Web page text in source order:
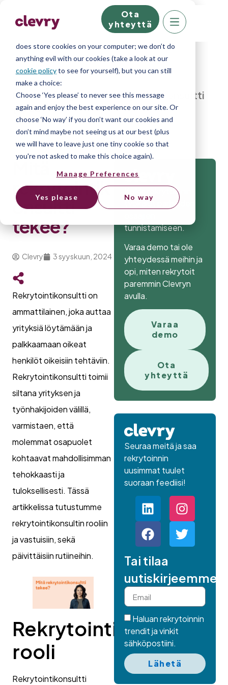
We know right? These cookie pop-ups can really
ruin your visit, so we’ll make this quick. This website
does store cookies on your computer; we don’t do
anything evil with our cookies (take a look at our
cookie policyto see for yourself), but you can still
make a choice:
Choose ‘Yes please’ to never see this message
again and enjoy the best experience on our site. Or
choose ‘No way’ if you don’t want our cookies and
don’t mind maybe not seeing us at our best (plus
we will have to leave just one tiny cookie so that
you're not asked to make this choice again).
Manage Preferences
Yes please No way
Ota
yhteyttä
Home»Blog»Mitä rekrytointikonsultti
tekee?
rekrytointik
onsultti
tekee?
Clevry 3 syyskuun, 2024
Rekrytointikonsultti on
ammattilainen, joka auttaa
yrityksiä löytämään ja
palkkaamaan oikeat
henkilöt oikeisiin tehtäviin.
Rekrytointikonsultti toimii
siltana yrityksen ja
työnhakijoiden välillä,
varmistaen, että
molemmat osapuolet
kohtaavat mahdollisimman
tehokkaasti ja
tuloksellisesti. Tässä
artikkelissa tutustumme
rekrytointikonsultin rooliin
ja vastuisiin, sekä
päivittäisiin rutiineihin.
Rekrytointikonsultin
rooli
Rekrytointikonsultti
Kaikki rekrytoinnin
työkalut parhaiden
tunnistamiseen.
Varaa demo tai ole
yhteydessä meihin ja
opi, miten rekrytoit
paremmin Clevryn
avulla.
Varaa
demo
Ota
yhteyttä
Seuraa meitä ja saa
rekrytoinnin
uusimmat tuulet
suoraan feediisi!
Tai tilaa
uutiskirjeemme.
Haluan rekrytoinnin
trendit ja vinkit
sähköpostiini.
Lähetä